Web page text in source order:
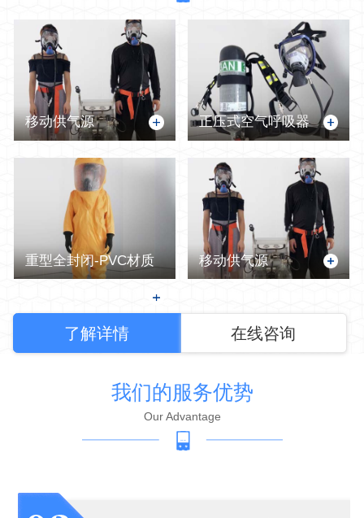
移动供气源 正压式空气呼吸器
重型全封闭-PVC材质 移动供气源
了解详情 在线咨询
我们的服务优势
Our Advantage